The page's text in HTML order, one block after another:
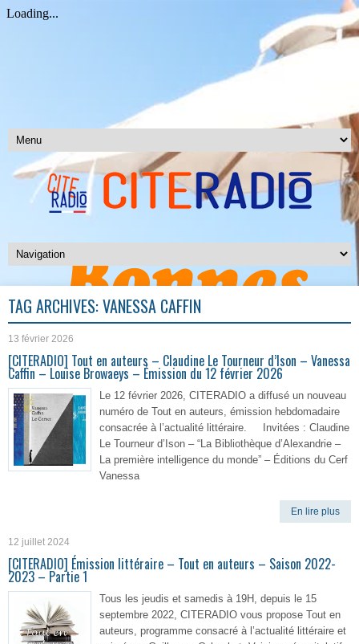
TAG ARCHIVES:VANESSA CAFFIN
13 février 2026
[CITERADIO] Tout en auteurs – Claudine Le Tourneur d’Ison – Vanessa
Caffin – Louise Browaeys – Émission du 12 février 2026
Le 12 février 2026, CITERADIO a diffusé un nouveau
numéro de Tout en auteurs, émission hebdomadaire
consacrée à l’actualité littéraire. Invitées : Claudine
Le Tourneur d’Ison – “La Bibliothèque d’Alexandrie –
La première intelligence du monde” – Éditions du Cerf
Vanessa
En lire plus
12 juillet 2024
[CITERADIO] Émission littéraire – Tout en auteurs – Saison 2022-
2023 – Partie 1
Tous les jeudis et samedis à 19H, depuis le 15
septembre 2022, CITERADIO vous propose Tout en
auteurs, programme consacré à l’actualité littéraire et